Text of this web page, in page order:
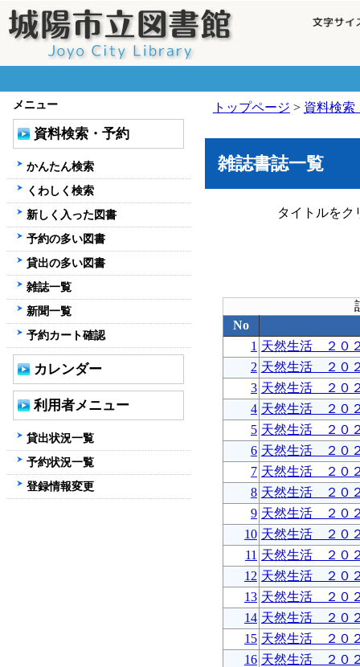
トップページ > 資料検索
雑誌書誌一覧
タイトルをク
No
1 天然生活 ２０
2 天然生活 ２０
3 天然生活 ２０
4 天然生活 ２０
5 天然生活 ２０
6 天然生活 ２０
7 天然生活 ２０
8 天然生活 ２０
9 天然生活 ２０
10 天然生活 ２０
11 天然生活 ２０
12 天然生活 ２０
13 天然生活 ２０
14 天然生活 ２０
15 天然生活 ２０
16 天然生活 ２０
メニュー
資料検索・予約
かんたん検索
くわしく検索
新しく入った図書
予約の多い図書
貸出の多い図書
雑誌一覧
新聞一覧
予約カート確認
カレンダー
利用者メニュー
貸出状況一覧
予約状況一覧
登録情報変更